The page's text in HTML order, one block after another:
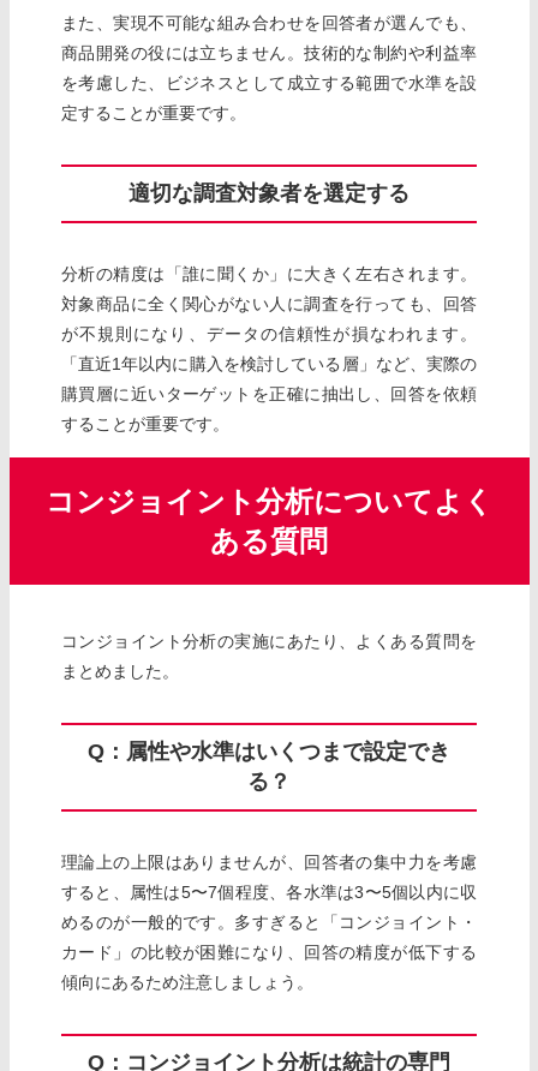
また、実現不可能な組み合わせを回答者が選んでも、
商品開発の役には立ちません。技術的な制約や利益率
を考慮した、ビジネスとして成立する範囲で水準を設
定することが重要です。
適切な調査対象者を選定する
分析の精度は「誰に聞くか」に大きく左右されます。
対象商品に全く関心がない人に調査を行っても、回答
が不規則になり、データの信頼性が損なわれます。
「直近1年以内に購入を検討している層」など、実際の
購買層に近いターゲットを正確に抽出し、回答を依頼
することが重要です。
コンジョイント分析についてよく
ある質問
コンジョイント分析の実施にあたり、よくある質問を
まとめました。
Q：属性や水準はいくつまで設定でき
る？
理論上の上限はありませんが、回答者の集中力を考慮
すると、属性は5〜7個程度、各水準は3〜5個以内に収
めるのが一般的です。多すぎると「コンジョイント・
カード」の比較が困難になり、回答の精度が低下する
傾向にあるため注意しましょう。
Q：コンジョイント分析は統計の専門